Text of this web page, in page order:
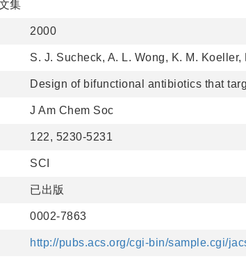
集
2000
S. J. Sucheck, A. L. Wong, K. M.
Design of bifunctional antibiotics that
J Am Chem Soc
122, 5230-5231
SCI
已出版
0002-7863
http://pubs.acs.org/cgi-bin/sample.cgi/